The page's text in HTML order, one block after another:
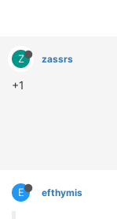
Z zassrs
+1
E efthymis